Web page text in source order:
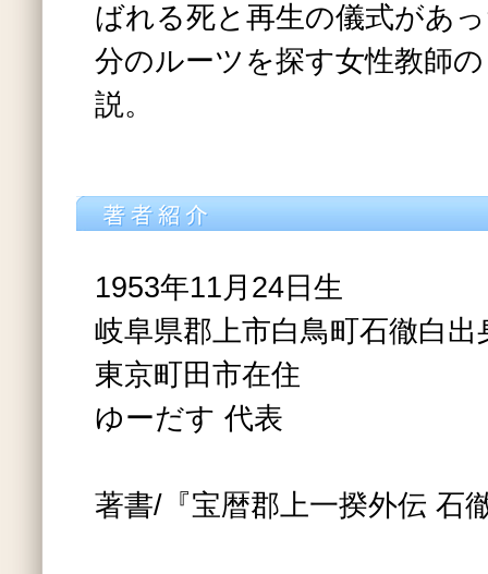
ばれる死と再生の儀式があ
分のルーツを探す女性教師
説。
1953年11月24日生
岐阜県郡上市白鳥町石徹白出
東京町田市在住
ゆーだす 代表
著書/『宝暦郡上一揆外伝 石